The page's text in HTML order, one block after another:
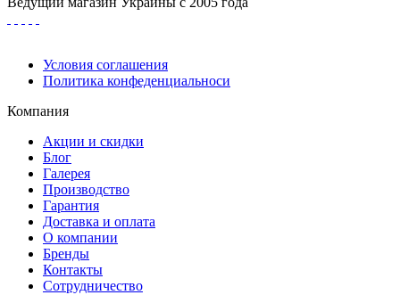
Условия соглашения
Политика конфеденциальноси
Компания
Акции и скидки
Блог
Галерея
Производство
Гарантия
Доставка и оплата
О компании
Бренды
Контакты
Сотрудничество